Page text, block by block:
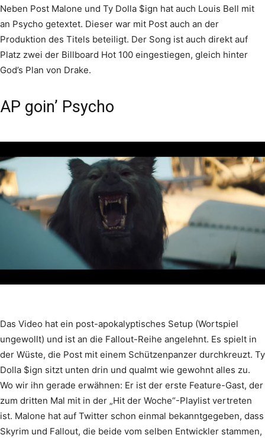
Neben Post Malone und Ty Dolla $ign hat auch Louis Bell mit
an Psycho getextet. Dieser war mit Post auch an der
Produktion des Titels beteiligt. Der Song ist auch direkt auf
Platz zwei der Billboard Hot 100 eingestiegen, gleich hinter
God’s Plan von Drake.
AP goin’ Psycho
Das Video hat ein post-apokalyptisches Setup (Wortspiel
ungewollt) und ist an die Fallout-Reihe angelehnt. Es spielt in
der Wüste, die Post mit einem Schützenpanzer durchkreuzt. Ty
Dolla $ign sitzt unten drin und qualmt wie gewohnt alles zu.
Wo wir ihn gerade erwähnen: Er ist der erste Feature-Gast, der
zum dritten Mal mit in der „Hit der Woche“-Playlist vertreten
ist. Malone hat auf Twitter schon einmal bekanntgegeben, dass
Skyrim und Fallout, die beide vom selben Entwickler stammen,